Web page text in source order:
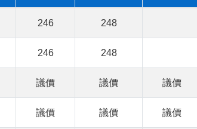
246 248
246 248
議價 議價 議價
議價 議價 議價